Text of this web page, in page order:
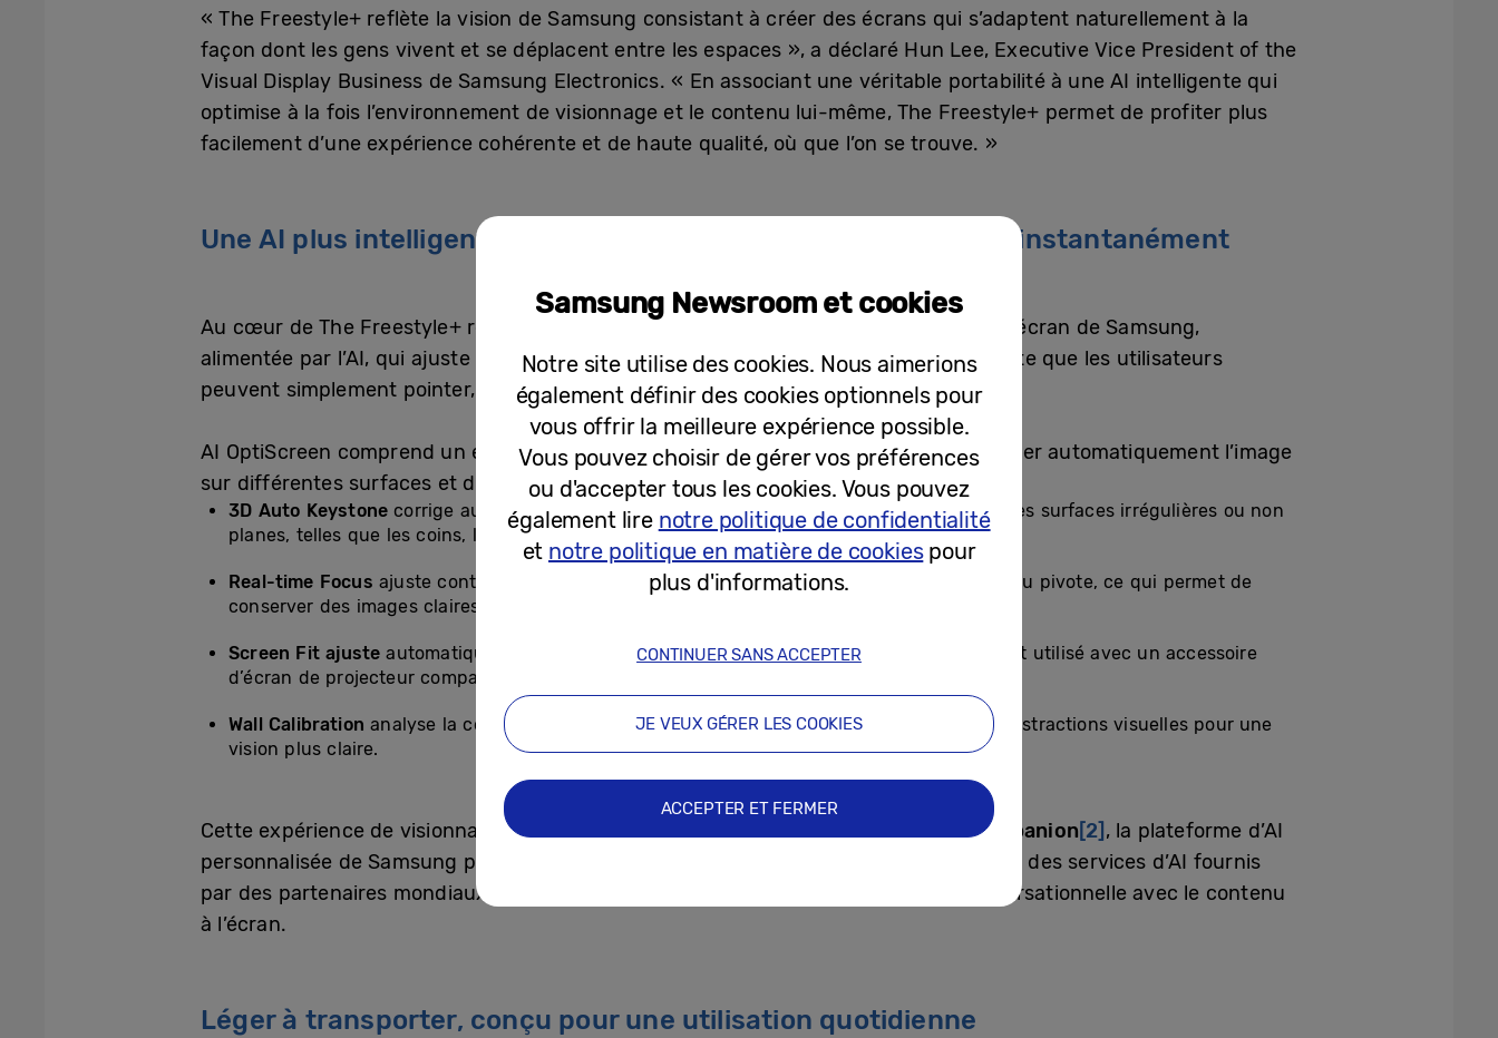
« The Freestyle+ reflète la vision de Samsung consistant à créer des écrans qui s’adaptent naturellement à la
façon dont les gens vivent et se déplacent entre les espaces », a déclaré Hun Lee, Executive Vice President of the
Visual Display Business de Samsung Electronics. « En associant une véritable portabilité à une AI intelligente qui
optimise à la fois l’environnement de visionnage et le contenu lui-même, The Freestyle+ permet de profiter plus
facilement d’une expérience cohérente et de haute qualité, où que l’on se trouve. »
Une AI plus intelligente qui vous permet de pointer et de jouer instantanément
Au cœur de The Freestyle+ réside AI OptiScreen
, la technologie d’optimisation de l’écran de Samsung,
alimentée par l’AI, qui ajuste automatiquement l’image en fonction de l’espace, de sorte que les utilisateurs
peuvent simplement pointer, placer et commencer à regarder.
AI OptiScreen comprend un ensemble de fonctions intelligentes conçues pour optimiser automatiquement l’image
sur différentes surfaces et dans différents environnements :
3D Auto Keystone corrige automatiquement la distorsion, même lors de la projection sur des surfaces irrégulières ou non
planes, telles que les coins, les rideaux ou les murs inclinés.
Real-time Focusajuste continuellement la mise au point lorsque le projecteur se déplace ou pivote, ce qui permet de
conserver des images claires et stables sans flou ni bruit visuel.
Screen Fit ajuste automatiquement l’image en fonction de la surface de l’écran lorsqu’il est utilisé avec un accessoire
d’écran de projecteur compatible.
Wall Calibration analyse la couleur ou le motif de la surface de projection et minimise les distractions visuelles pour une
vision plus claire.
Cette expérience de visionnage intelligente est en outre soutenue par Vision AI Companion[2] , la plateforme d’AI
personnalisée de Samsung pour les écrans, qui intègre l’assistant Bixby amélioré avec des services d’AI fournis
par des partenaires mondiaux pour permettre une interaction plus naturelle et conversationnelle avec le contenu
à l’écran.
Léger à transporter, conçu pour une utilisation quotidienne
Samsung Newsroom et cookies
Notre site utilise des cookies. Nous aimerions
également définir des cookies optionnels pour
vous offrir la meilleure expérience possible.
Vous pouvez choisir de gérer vos préférences
ou d'accepter tous les cookies. Vous pouvez
également lire notre politique de confidentialité
et notre politique en matière de cookiespour
plus d'informations.
CONTINUER SANS ACCEPTER
JE VEUX GÉRER LES COOKIES
ACCEPTER ET FERMER